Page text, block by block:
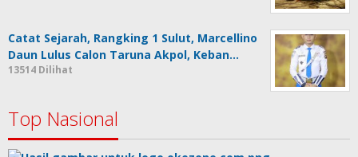
Catat Sejarah, Rangking 1 Sulut, Marcellino
Daun Lulus Calon Taruna Akpol, Keban…
13514 Dilihat
Top Nasional